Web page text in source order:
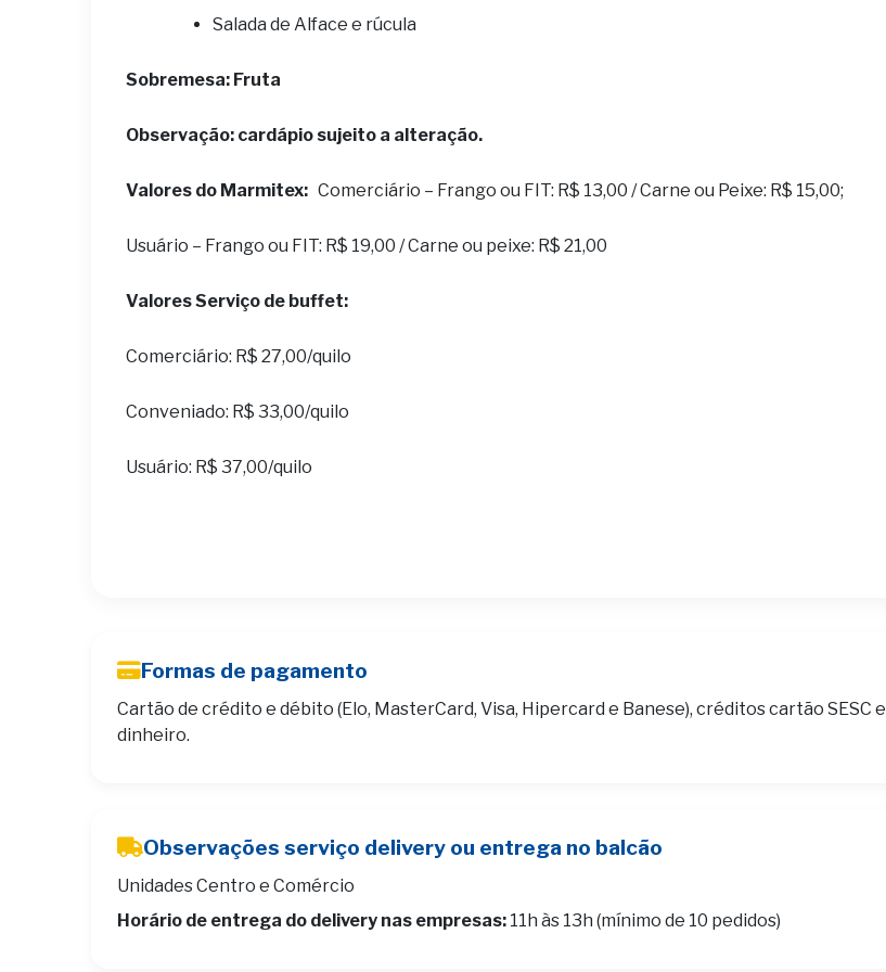
Salada de Alface e rúcula
Sobremesa: Fruta
Observação: cardápio sujeito a alteração.
Valores do Marmitex: Comerciário – Frango ou FIT: R$ 13,00 / Carne ou Peixe: R$ 15,00;
Usuário – Frango ou FIT: R$ 19,00 / Carne ou peixe: R$ 21,00
Valores Serviço de buffet:
Comerciário: R$ 27,00/quilo
Conveniado: R$ 33,00/quilo
Usuário: R$ 37,00/quilo
Formas de pagamento
Cartão de crédito e débito (Elo, MasterCard, Visa, Hipercard e Banese), créditos cartão SESC e
dinheiro.
Observações serviço delivery ou entrega no balcão
Unidades Centro e Comércio
Horário de entrega do delivery nas empresas: 11h às 13h (mínimo de 10 pedidos)